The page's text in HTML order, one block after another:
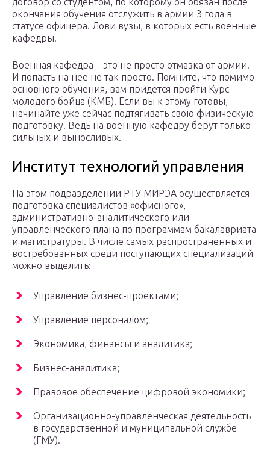
окончания обучения отслужить в армии 3 года в
статусе офицера. Лови вузы, в которых есть военные
кафедры.
Военная кафедра – это не просто отмазка от армии.
И попасть на нее не так просто. Помните, что помимо
основного обучения, вам придется пройти Курс
молодого бойца (КМБ). Если вы к этому готовы,
начинайте уже сейчас подтягивать свою физическую
подготовку. Ведь на военную кафедру берут только
сильных и выносливых.
Институт технологий управления
На этом подразделении РТУ МИРЭА осуществляется
подготовка специалистов «офисного»,
административно-аналитического или
управленческого плана по программам бакалавриата
и магистратуры. В числе самых распространенных и
востребованных среди поступающих специализаций
можно выделить:
Управление бизнес-проектами;
Управление персоналом;
Экономика, финансы и аналитика;
Бизнес-аналитика;
Правовое обеспечение цифровой экономики;
Организационно-управленческая деятельность
в государственной и муниципальной службе
(ГМУ).